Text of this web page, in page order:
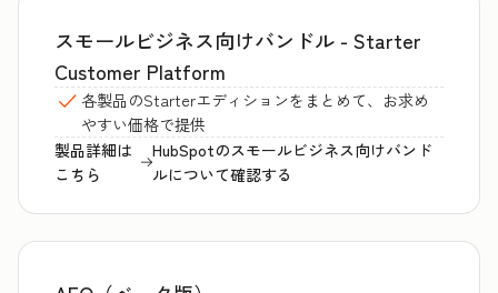
スモールビジネス向けバンドル - Starter
Customer Platform
各製品のStarterエディションをまとめて、お求め
やすい価格で提供
製品詳細は
こちら
HubSpotのスモールビジネス向けバンド
ルについて確認する